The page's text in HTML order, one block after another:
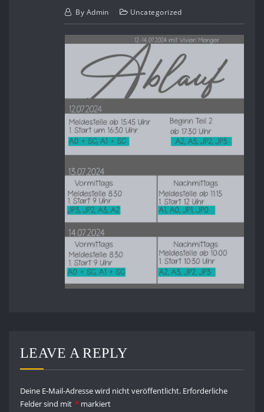
By Admin Uncategorized
LEAVE A REPLY
Deine E-Mail-Adresse wird nicht veröffentlicht. Erforderliche
Felder sind mit * markiert